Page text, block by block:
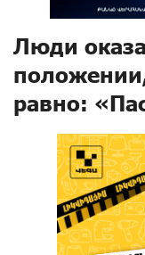
Люди
равно: